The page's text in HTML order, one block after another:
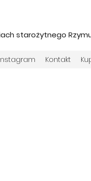
starożytnego
Kontakt